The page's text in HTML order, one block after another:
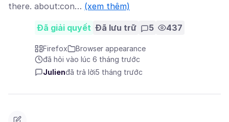
there. about:con… (xem thêm)
Đã giải quyết Đã lưu trữ 5 437
Firefox
Browser appearance
đã hỏi vào lúc 6 tháng trước
Julienđã trả lời5 tháng trước